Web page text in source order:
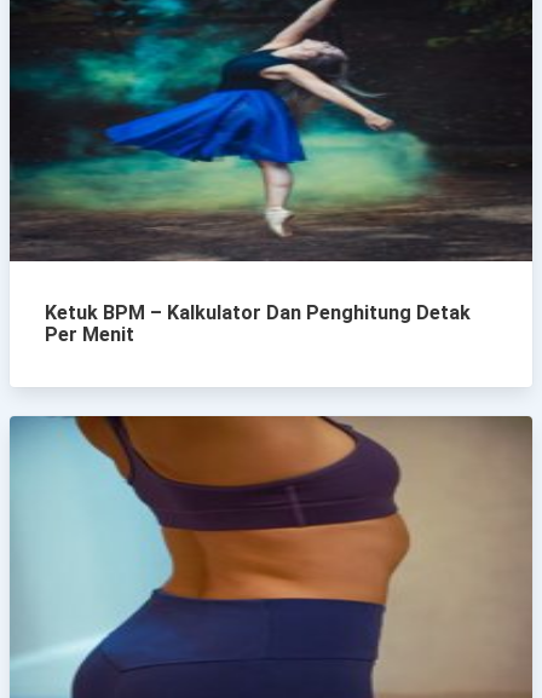
Ketuk BPM – Kalkulator Dan Penghitung Detak
Per Menit